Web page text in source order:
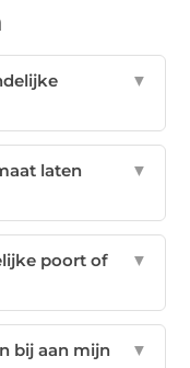
▼
laten
▼
poort of
▼
bij aan mijn
▼